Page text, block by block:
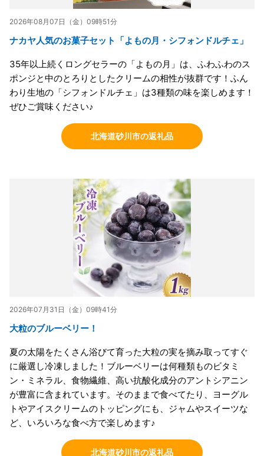
2026年08月07日（金）09時51分
ナカヤ人気のお菓子セット「よもの月・シフォンドルチェ」
35年以上続くロングセラーの「よもの月」は、ふわふわのス
ポンジと中のとろりとしたクリームの相性が抜群です！ふん
わり生地の「シフォンドルチェ」は3種類の味を楽しめます！
ぜひご賞味ください♪
北海道砂川市の返礼品
2026年07月31日（金）09時41分
大粒のブルーベリー！
夏の太陽をたくさん浴びて育った大粒の実を摘み取ってすぐ
に厳選し冷凍しました！ブルーベリーは何種類ものビタミ
ン・ミネラル、食物繊維、高い抗酸化成分のアントシアニン
が豊富に含まれています。そのままで食べてたり、ヨーグル
トやアイスクリームのトッピングにも、ジャムやスイーツな
ど、いろいろな食べ方で楽しめます♪
北海道砂川市の返礼品